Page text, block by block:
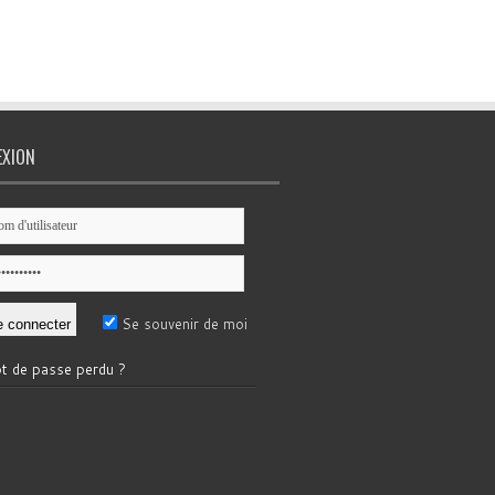
Se souvenir de moi
de passe perdu ?